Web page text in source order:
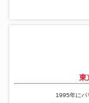
東
1995年にパ